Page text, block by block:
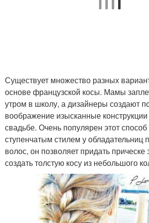
Существует множество разных
основе французской косы. Мамы
утром в школу, а дизайнеры создают
воображение изысканные
свадьбе. Очень популярен этот способ
ступенчатым стилем у обладательниц
волос, он позволяет придать прическе
создать толстую косу из небольшого